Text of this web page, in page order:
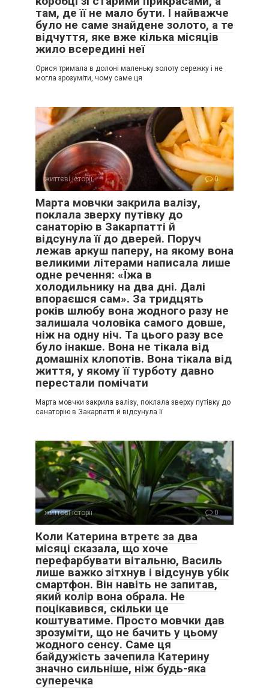
там, де її не мало бути. І найважче
було не саме знайдене золото, а те
відчуття, яке вже кілька місяців
жило всередині неї
Орися тримала в долоні маленьку золоту сережку і не
могла зрозуміти, чому саме ця
життєві історії 0
Марта мовчки закрила валізу,
поклала зверху путівку до
санаторію в Закарпатті й
відсунула її до дверей. Поруч
лежав аркуш паперу, на якому вона
великими літерами написала лише
одне речення: «Їжа в
холодильнику на два дні. Далі
впораєшся сам». За тридцять
років шлюбу вона жодного разу не
залишала чоловіка самого довше,
ніж на одну ніч. Та цього разу все
було інакше. Вона не тікала від
домашніх клопотів. Вона тікала від
життя, у якому її турботу давно
перестали помічати
Марта мовчки закрила валізу, поклала зверху путівку до
санаторію в Закарпатті й відсунула її
життєві історії 0
Коли Катерина втретє за два
місяці сказала, що хоче
перефарбувати вітальню, Василь
лише важко зітхнув і відсунув убік
смартфон. Він навіть не запитав,
який колір вона обрала. Не
поцікавився, скільки це
коштуватиме. Просто мовчки дав
зрозуміти, що не бачить у цьому
жодного сенсу. Саме ця
байдужість зачепила Катерину
значно сильніше, ніж будь-яка
суперечка